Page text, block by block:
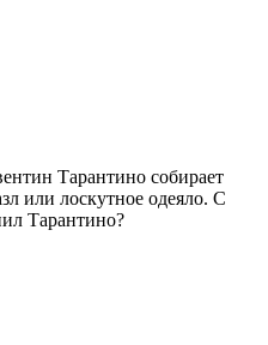
Тарантино собирает
или лоскутное одеяло. С
Тарантино?